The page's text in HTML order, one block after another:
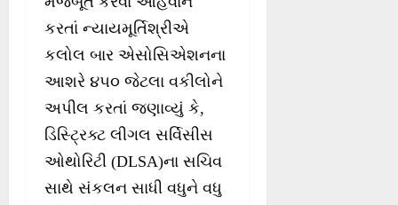
કરતાં ન્યાયમૂર્તિશ્રીએ
કલોલ બાર એસોસિએશનના
આશરે ૪૫૦ જેટલા વકીલોને
અપીલ કરતાં જણાવ્યું કે,
ડિસ્ટ્રિક્ટ લીગલ સર્વિસીસ
ઓથોરિટી (DLSA)ના સચિવ
સાથે સંકલન સાધી વધુને વધુ